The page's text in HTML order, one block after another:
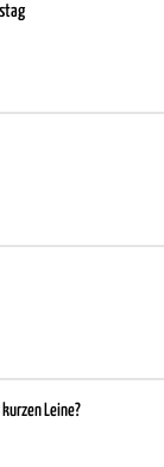
Leine?